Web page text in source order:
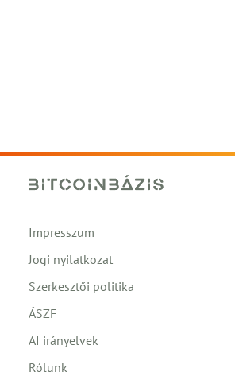
Impresszum
Jogi nyilatkozat
Szerkesztői politika
ÁSZF
AI irányelvek
Rólunk